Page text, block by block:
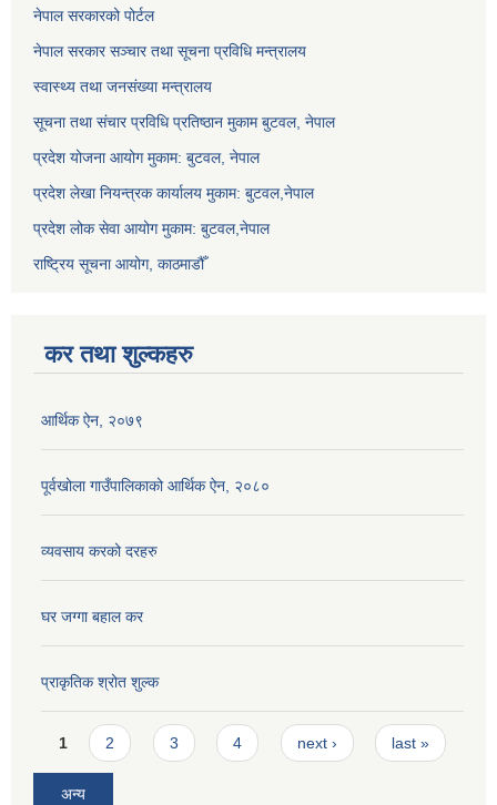
नेपाल सरकारको पोर्टल
नेपाल सरकार सञ्‍चार तथा सूचना प्रविधि मन्त्रालय
स्वास्थ्य तथा जनसंख्या मन्त्रालय
सूचना तथा संचार प्रविधि प्रतिष्ठान मुकाम बुटवल, नेपाल
प्रदेश योजना आयोग मुकाम: बुटवल, नेपाल
प्रदेश लेखा नियन्त्रक कार्यालय मुकाम: बुटवल,नेपाल
प्रदेश लोक सेवा आयोग मुकाम: बुटवल,नेपाल
राष्ट्रिय सूचना आयोग, काठमाडौँ
कर तथा शुल्कहरु
आर्थिक ऐन, २०७९
पूर्वखोला गाउँपालिकाको आर्थिक ऐन, २०८०
व्यवसाय करको दरहरु
घर जग्गा बहाल कर
प्राकृतिक श्रोत शुल्क
Pages
1 2 3 4 next › last »
अन्य